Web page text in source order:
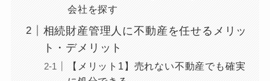
会社を探す
相続財産管理人に不動産を任せるメリッ
ト・デメリット
【メリット1】売れない不動産でも確実